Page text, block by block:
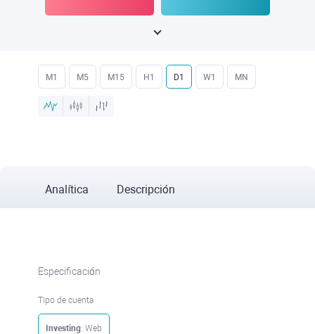
M1 M5 M15 H1 D1 W1 MN
Analítica Descripción
Especificación
Tipo de cuenta
Investing: Web